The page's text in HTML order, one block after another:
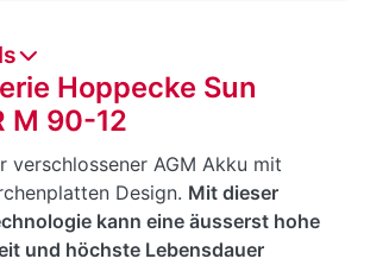
Hoppecke Sun
M 90-12
verschlossener AGM Akku mit
Design. Mit dieser
kann eine äusserst hohe
und höchste Lebensdauer